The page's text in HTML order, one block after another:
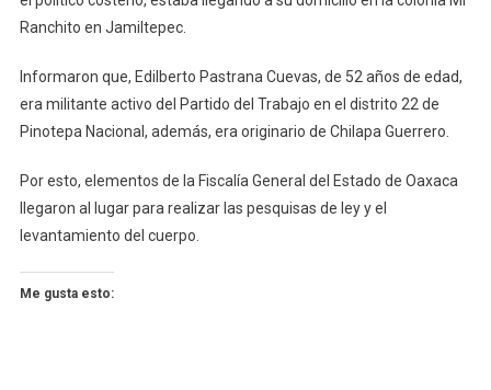
Ranchito en Jamiltepec.
Informaron que, Edilberto Pastrana Cuevas, de 52 años de edad,
era militante activo del Partido del Trabajo en el distrito 22 de
Pinotepa Nacional, además, era originario de Chilapa Guerrero.
Por esto, elementos de la Fiscalía General del Estado de Oaxaca
llegaron al lugar para realizar las pesquisas de ley y el
levantamiento del cuerpo.
Me gusta esto: